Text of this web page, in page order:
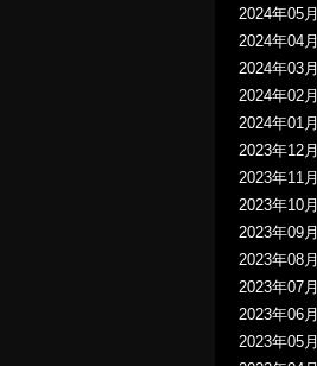
2024年05月
2024年04月
2024年03月
2024年02月
2024年01月
2023年12月
2023年11月
2023年10月
2023年09月
2023年08月
2023年07月
2023年06月
2023年05月